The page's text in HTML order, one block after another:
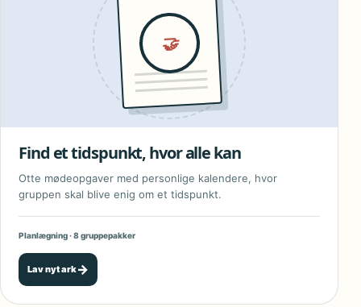
🤝
Find et tidspunkt, hvor alle kan
Otte mødeopgaver med personlige kalendere, hvor
gruppen skal blive enig om et tidspunkt.
Planlægning · 8 gruppepakker
Lav nyt ark→